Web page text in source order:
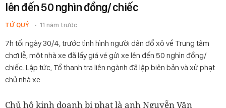
lên đến 50 nghìn đồng/ chiếc
TỨ QUÝ 11 năm trước
7h tối ngày 30/4, trước tình hình người dân đổ xô về Trung tâm
chơi lễ, một nhà xe đã lấy giá vé gửi xe lên đến 50 nghìn đồng/
chiếc. Lập tức, Tổ thanh tra liên ngành đã lập biên bản và xử phạt
chủ nhà xe.
Chủ hộ kinh doanh bị phạt là anh Nguyễn Văn